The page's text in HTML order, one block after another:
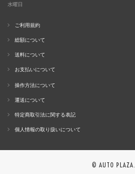
水曜日
ご利用規約
総額について
送料について
お支払いについて
操作方法について
運送について
特定商取引法に関する表記
個人情報の取り扱いについて
© AUTO PLAZA.